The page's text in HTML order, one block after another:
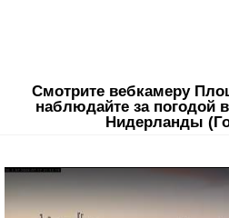
Смотрите вебкамеру
наблюдайте за погодой
Нидерланды